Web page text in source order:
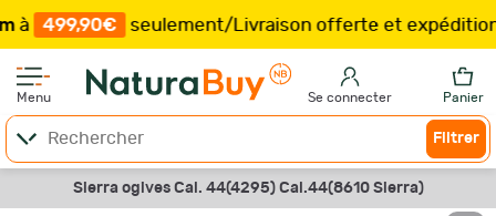
seulement/Livraison offerte et expédition
Menu Se connecter Panier
Filtrer
Sierra ogives Cal. 44(4295) Cal.44(8610 Sierra)